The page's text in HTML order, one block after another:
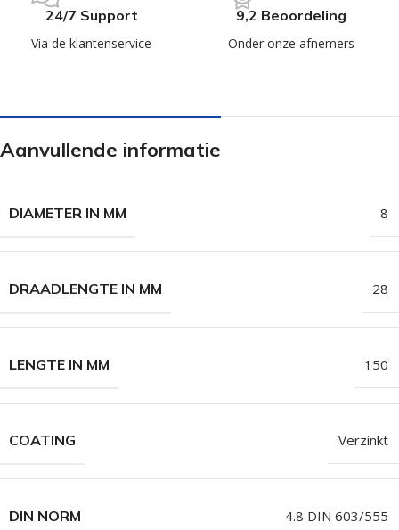
24/7 Support
Via de klantenservice
9,2 Beoordeling
Onder onze afnemers
Aanvullende informatie
DIAMETER IN MM 8
DRAADLENGTE IN MM 28
LENGTE IN MM 150
COATING Verzinkt
DIN NORM 4.8 DIN 603/555